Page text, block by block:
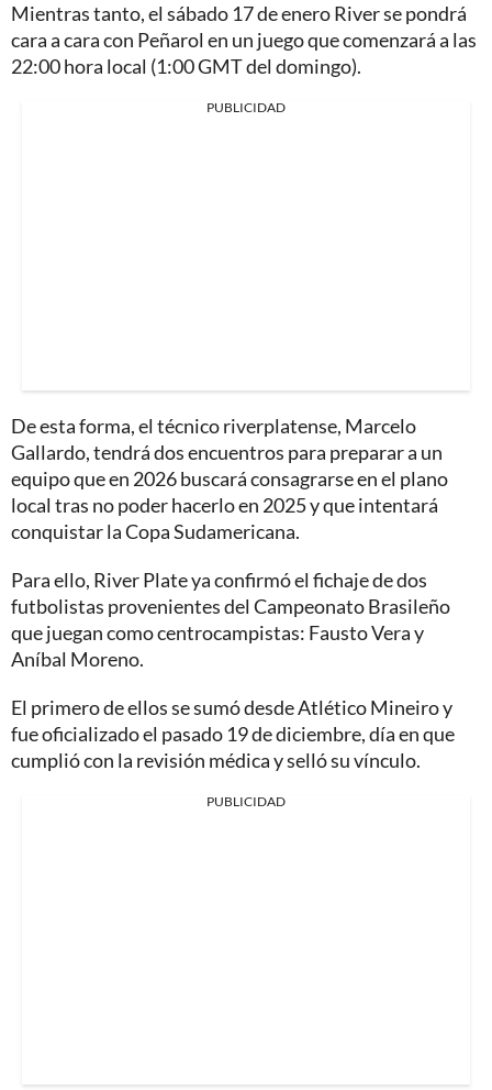
Mientras tanto, el sábado 17 de enero River se pondrá
cara a cara con Peñarol en un juego que comenzará a las
22:00 hora local (1:00 GMT del domingo).
PUBLICIDAD
De esta forma, el técnico riverplatense, Marcelo
Gallardo, tendrá dos encuentros para preparar a un
equipo que en 2026 buscará consagrarse en el plano
local tras no poder hacerlo en 2025 y que intentará
conquistar la Copa Sudamericana.
Para ello, River Plate ya confirmó el fichaje de dos
futbolistas provenientes del Campeonato Brasileño
que juegan como centrocampistas: Fausto Vera y
Aníbal Moreno.
El primero de ellos se sumó desde Atlético Mineiro y
fue oficializado el pasado 19 de diciembre, día en que
cumplió con la revisión médica y selló su vínculo.
PUBLICIDAD